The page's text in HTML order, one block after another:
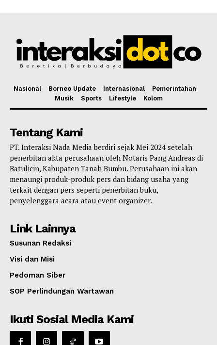
Nasional Borneo Update Internasional
Pemerintahan
Musik
Sports Lifestyle Kolom
Tentang Kami
PT. Interaksi Nada Media berdiri sejak Mei 2024 setelah
penerbitan akta perusahaan oleh Notaris Pang Andreas di
Batulicin, Kabupaten Tanah Bumbu. Perusahaan ini akan
menaungi produk-produk pers dan bidang usaha yang
terkait dengan pers seperti penerbitan buku,
penyelenggara acara atau event organizer.
Link Lainnya
Susunan Redaksi
Visi dan Misi
Pedoman Siber
SOP Perlindungan Wartawan
Ikuti Sosial Media Kami